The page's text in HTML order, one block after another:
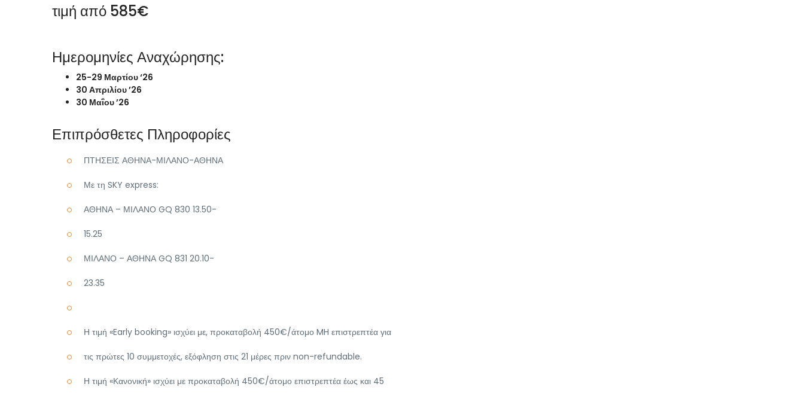
τιμή από 585€
Ημερομηνίες Αναχώρησης:
25-29 Μαρτίου ‘26
30 Απριλίου ’26
30 Μαΐου ’26
Επιπρόσθετες Πληροφορίες
ΠΤΗΣΕΙΣ ΑΘΗΝΑ-ΜΙΛΑΝΟ-ΑΘΗΝΑ
Με τη SKY express:
ΑΘΗΝΑ – ΜΙΛΑΝΟ GQ 830 13.50-
15.25
ΜΙΛΑΝΟ – ΑΘΗΝΑ GQ 831 20.10-
23.35
Η τιμή «Early booking» ισχύει με, προκαταβολή 450€/άτομο MH επιστρεπτέα για
τις πρώτες 10 συμμετοχές, εξόφληση στις 21 μέρες πριν non-refundable.
Η τιμή «Κανονική» ισχύει με προκαταβολή 450€/άτομο επιστρεπτέα έως και 45